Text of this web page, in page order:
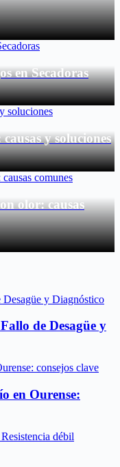
en Secadoras
y soluciones
olor: causas
de Desagüe y
en Ourense: